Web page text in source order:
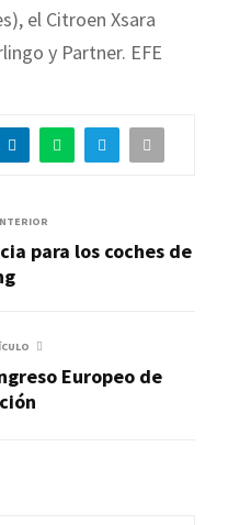
el Citroen Xsara
y Partner. EFE
para los coches de
Europeo de